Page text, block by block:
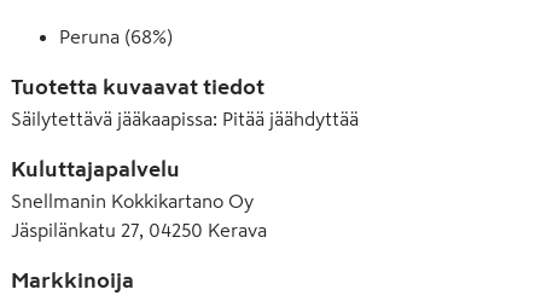
Peruna (68%)
Tuotetta kuvaavat tiedot
Säilytettävä jääkaapissa: Pitää jäähdyttää
Kuluttajapalvelu
Snellmanin Kokkikartano Oy
Jäspilänkatu 27, 04250 Kerava
Markkinoija